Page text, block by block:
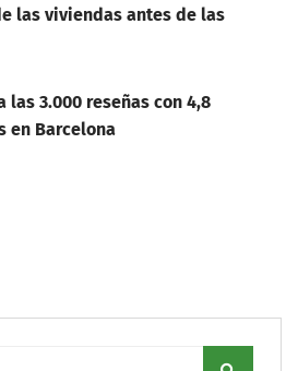
las viviendas antes de las
las 3.000 reseñas con 4,8
en Barcelona